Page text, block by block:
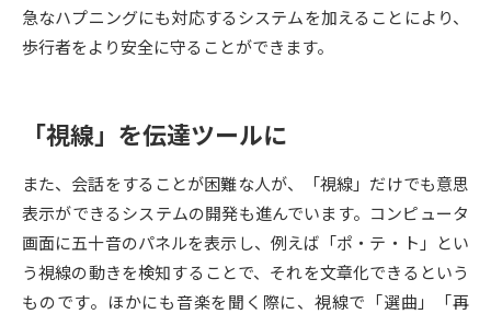
オープンキャンパス検索 実施プログラムから探す
受験準備 資料検索
志望校・出願校を調べる
急なハプニングにも対応するシステムを加えることにより、
歩行者をより安全に守ることができます。
「視線」を伝達ツールに
また、会話をすることが困難な人が、「視線」だけでも意思
表示ができるシステムの開発も進んでいます。コンピュータ
画面に五十音のパネルを表示し、例えば「ポ・テ・ト」とい
う視線の動きを検知することで、それを文章化できるという
ものです。ほかにも音楽を聞く際に、視線で「選曲」「再